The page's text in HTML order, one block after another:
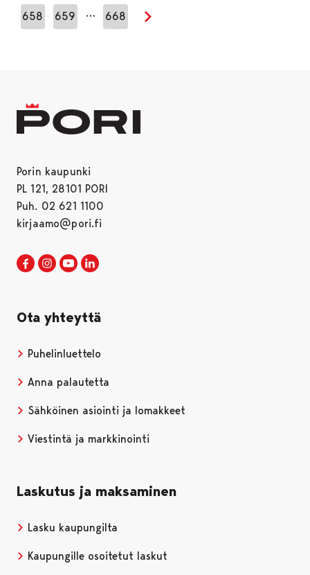
658 659 … 668
Seuraava sivu
Porin kaupunki
PL 121, 28101 PORI
Puh. 02 621 1100
kirjaamo@pori.fi
Porin kaupunki Facebookissa
Avautuu uudessa välilehdessä
Porin kaupunki Instagramissa
Avautuu uudessa välilehdessä
Porin kaupunki Youtubessa
Avautuu uudessa välilehdessä
Ota yhteyttä
Puhelinluettelo
Anna palautetta
Sähköinen asiointi ja lomakkeet
Viestintä ja markkinointi
Laskutus ja maksaminen
Lasku kaupungilta
Kaupungille osoitetut laskut